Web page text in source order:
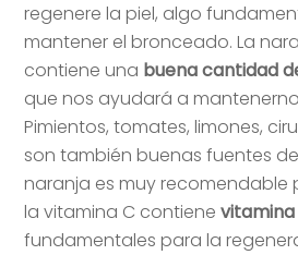
regenere la piel, algo
mantener el bronceado. La
contiene una buena cantidad
que nos ayudará a
Pimientos, tomates, limones,
son también buenas fuentes
naranja es muy recomendable
la vitamina C contienevitamina
fundamentales para la